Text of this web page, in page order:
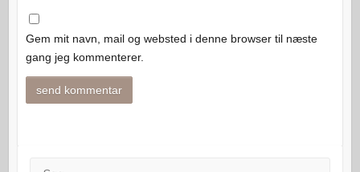
Gem mit navn, mail og websted i denne browser til næste
gang jeg kommenterer.
Søg